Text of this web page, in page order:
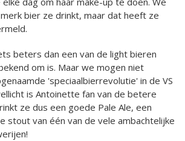
bier ze drinkt, maar dat heeft ze
beters dan een van de light bieren
om is. Maar we mogen niet
'speciaalbierrevolutie' in de VS
is Antoinette fan van de betere
ze dus een goede Pale Ale, een
stout van één van de vele ambachtelijke